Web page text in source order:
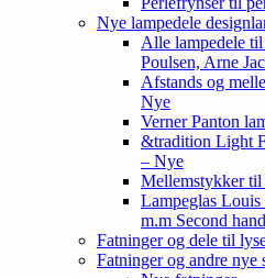
Nye lampedele
Alle lampedele
Poulsen, Arne
Afstands og
Nye
Verner Panton
&tradition Light
– Nye
Mellemstykker
Lampeglas Louis
m.m Second hand
Fatninger og dele til
Fatninger og andre nye